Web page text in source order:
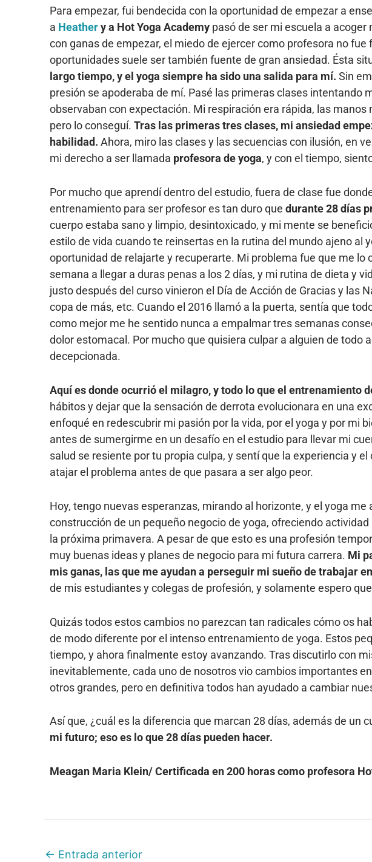
Para empezar, fui bendecida con la oportunidad de empezar a
a Heathery a Hot Yoga Academy pasó de ser mi escuela a
con ganas de empezar, el miedo de ejercer como profesora no
oportunidades suele ser también fuente de gran ansiedad. Ésta
largo tiempo, y el yoga siempre ha sido una salida para mí. Sin
presión se apoderaba de mí. Pasé las primeras clases
observaban con expectación. Mi respiración era rápida, las
pero lo conseguí. Tras las primeras tres clases, mi ansiedad
habilidad. Ahora, miro las clases y las secuencias con ilusión, en
mi derecho a ser llamada profesora de yoga, y con el tiempo,
Por mucho que aprendí dentro del estudio, fuera de clase fue
entrenamiento para ser profesor es tan duro que durante 28 días
cuerpo estaba sano y limpio, desintoxicado, y mi mente se
estilo de vida cuando te reinsertas en la rutina del mundo ajeno
oportunidad de relajarte y recuperarte. Mi problema fue que me lo
semana a llegar a duras penas a los 2 días, y mi rutina de dieta y
justo después del curso vinieron el Día de Acción de Gracias y
copa de más, etc. Cuando el 2016 llamó a la puerta, sentía que
como mejor me he sentido nunca a empalmar tres semanas
dolor estomacal. Por mucho que quisiera culpar a alguien de todo
decepcionada.
Aquí es donde ocurrió el milagro, y todo lo que el entrenamiento
hábitos y dejar que la sensación de derrota evolucionara en una
enfoqué en redescubrir mi pasión por la vida, por el yoga y por mi
antes de sumergirme en un desafío en el estudio para llevar mi
salud se resiente por tu propia culpa, y sentí que la experiencia y
atajar el problema antes de que pasara a ser algo peor.
Hoy, tengo nuevas esperanzas, mirando al horizonte, y el yoga
construcción de un pequeño negocio de yoga, ofreciendo
la próxima primavera. A pesar de que esto es una profesión
muy buenas ideas y planes de negocio para mi futura carrera. Mi
mis ganas, las que me ayudan a perseguir mi sueño de trabajar
de mis estudiantes y colegas de profesión, y solamente espero
Quizás todos estos cambios no parezcan tan radicales cómo os
de modo diferente por el intenso entrenamiento de yoga. Estos
tiempo, y ahora finalmente estoy avanzando. Tras discutirlo con
inevitablemente, cada uno de nosotros vio cambios importantes
otros grandes, pero en definitiva todos han ayudado a cambiar
Así que, ¿cuál es la diferencia que marcan 28 días, además de un
mi futuro; eso es lo que 28 días pueden hacer.
Meagan Maria Klein/ Certificada en 200 horas como profesora
← Entrada anterior